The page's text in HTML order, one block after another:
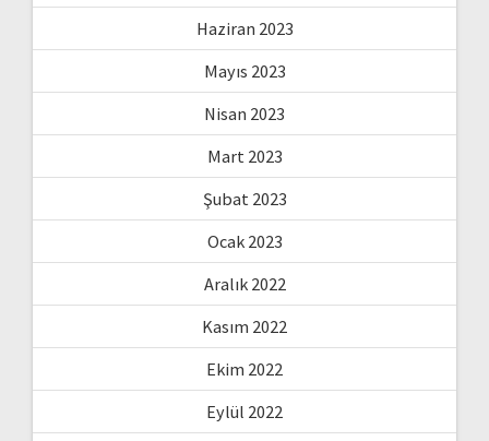
Haziran 2023
Mayıs 2023
Nisan 2023
Mart 2023
Şubat 2023
Ocak 2023
Aralık 2022
Kasım 2022
Ekim 2022
Eylül 2022